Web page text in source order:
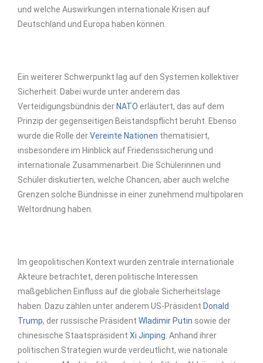
und welche Auswirkungen internationale Krisen auf
Deutschland und Europa haben können.
Ein weiterer Schwerpunkt lag auf den Systemen kollektiver
Sicherheit. Dabei wurde unter anderem das
Verteidigungsbündnis der NATO erläutert, das auf dem
Prinzip der gegenseitigen Beistandspflicht beruht. Ebenso
wurde die Rolle derVereinte Nationen thematisiert,
insbesondere im Hinblick auf Friedenssicherung und
internationale Zusammenarbeit. Die Schülerinnen und
Schüler diskutierten, welche Chancen, aber auch welche
Grenzen solche Bündnisse in einer zunehmend multipolaren
Weltordnung haben.
Im geopolitischen Kontext wurden zentrale internationale
Akteure betrachtet, deren politische Interessen
maßgeblichen Einfluss auf die globale Sicherheitslage
haben. Dazu zählen unter anderem US-Präsident Donald
Trump, der russische Präsident Wladimir Putin sowie der
chinesische Staatspräsident Xi Jinping . Anhand ihrer
politischen Strategien wurde verdeutlicht, wie nationale